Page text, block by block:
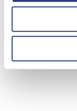
DEINSA